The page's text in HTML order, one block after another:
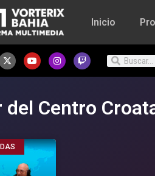
Inicio
del Centro